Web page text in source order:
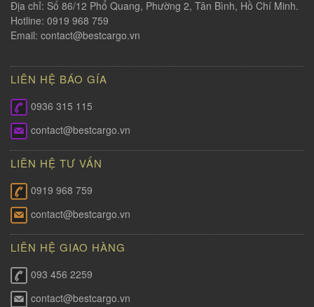
Địa chỉ: Số 86/12 Phổ Quang, Phường 2, Tân Bình, Hồ Chí Minh.
Hotline: 0919 968 759
Email: contact@bestcargo.vn
LIÊN HỆ BÁO GÍA
0936 315 115
contact@bestcargo.vn
LIÊN HỆ TƯ VẤN
0919 968 759
contact@bestcargo.vn
LIÊN HỆ GIAO HÀNG
093 456 2259
contact@bestcargo.vn